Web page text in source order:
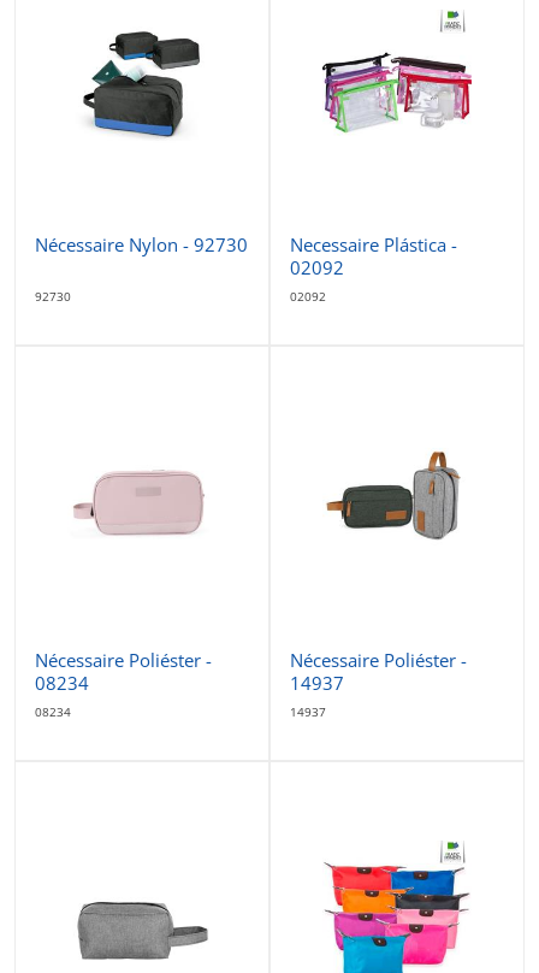
Nécessaire Nylon - 92730
92730
Necessaire Plástica -
02092
02092
Nécessaire Poliéster -
08234
08234
Nécessaire Poliéster -
14937
14937